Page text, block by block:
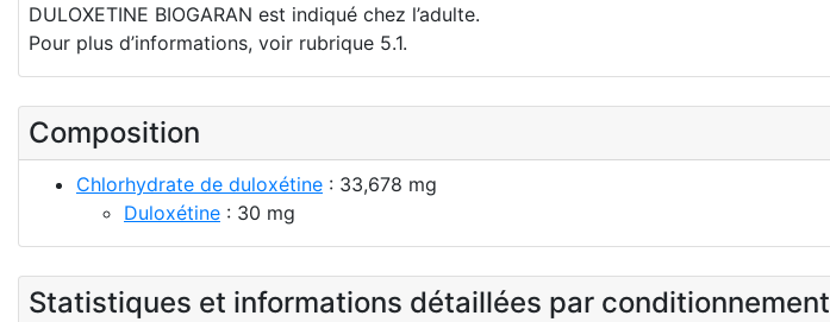
DULOXETINE BIOGARAN est indiqué chez l’adulte.
Pour plus d’informations, voir rubrique 5.1.
Composition
Chlorhydrate de duloxétine : 33,678 mg
Duloxétine : 30 mg
Statistiques et informations détaillées par conditionnement